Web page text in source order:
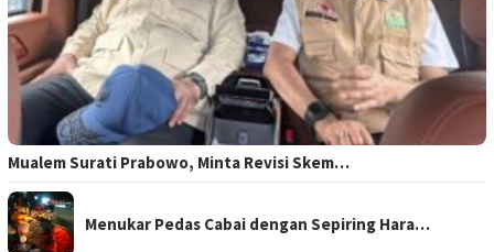
Mualem Surati Prabowo, Minta Revisi Skem…
Menukar Pedas Cabai dengan Sepiring Hara…